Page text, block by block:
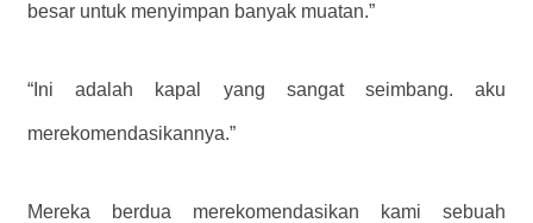
besar untuk menyimpan banyak muatan.”
“Ini adalah kapal yang sangat seimbang. aku
merekomendasikannya.”
Mereka berdua merekomendasikan kami sebuah